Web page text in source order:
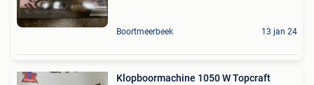
Boortmeerbeek 13 jan 24
Klopboormachine 1050 W Topcraft